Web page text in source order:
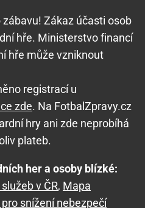
zábavu! Zákaz účasti osob
hře. Ministerstvo financí
hře může vzniknout
registrací u
zde. Na FotbalZpravy.cz
hry ani zde neprobíhá
plateb.
her a osoby blízké:
v ČR, Mapa
snížení nebezpečí